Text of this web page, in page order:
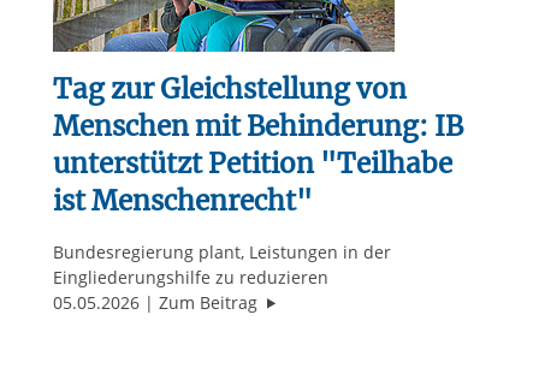
Tag zur Gleichstellung von
Menschen mit Behinderung: IB
unterstützt Petition "Teilhabe
ist Menschenrecht"
Bundesregierung plant, Leistungen in der
Eingliederungshilfe zu reduzieren
05.05.2026
Zum Beitrag "Tag zur Gleichstellung von